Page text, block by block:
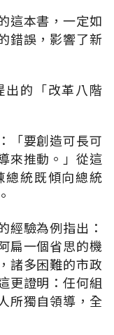
這本書，一定如
錯誤，影響了新
的「改革八階
「要創造可長可
來推動。」從這
總統既傾向總統
經驗為例指出：
扁一個省思的機
諸多困難的市政
更證明：任何組
所獨自領導，全